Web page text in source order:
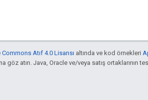
Commons Atıf 4.0 Lisansı altında ve kod örnekleri
göz atın. Java, Oracle ve/veya satış ortaklarının